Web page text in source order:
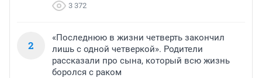
3 372
2
«Последнюю в жизни четверть закончил
лишь с одной четверкой». Родители
рассказали про сына, который всю жизнь
боролся с раком